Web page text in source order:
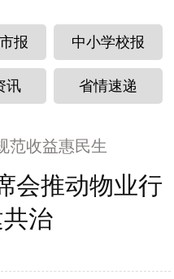
报 中小学校报
讯 省情速递
范收益惠民生
会推动物业行
治